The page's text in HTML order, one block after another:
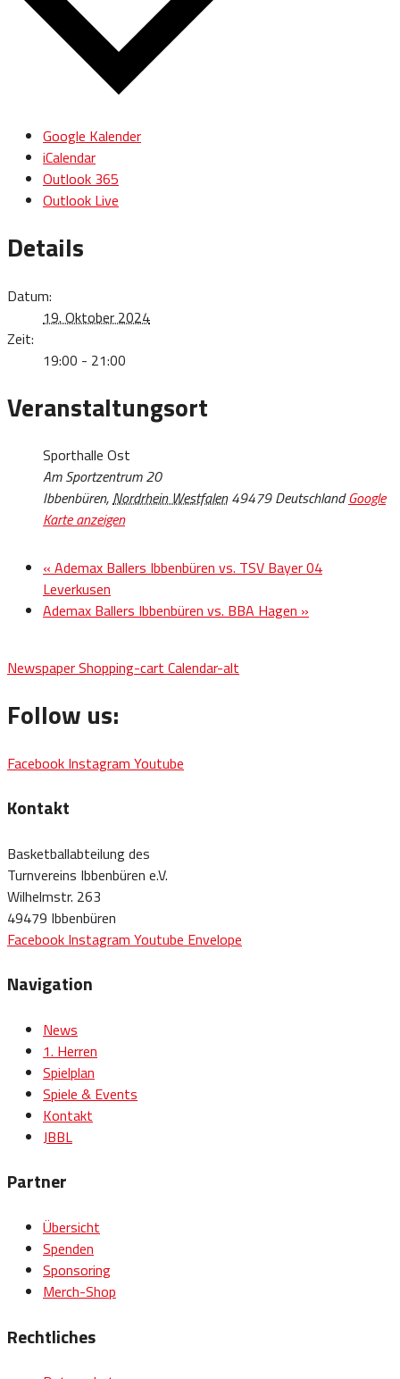
Google Kalender
iCalendar
Outlook 365
Outlook Live
Details
Datum:
19. Oktober 2024
Zeit:
19:00 - 21:00
Veranstaltungsort
Sporthalle Ost
Am Sportzentrum 20
Ibbenbüren,Nordrhein Westfalen 49479 Deutschland Google
Karte anzeigen
« Ademax Ballers Ibbenbüren vs. TSV Bayer 04
Leverkusen
Ademax Ballers Ibbenbüren vs. BBA Hagen »
NewspaperShopping-cart Calendar-alt
Follow us:
Facebook Instagram Youtube
Kontakt
Basketballabteilung des
Turnvereins Ibbenbüren e.V.
Wilhelmstr. 263
49479 Ibbenbüren
Facebook Instagram Youtube Envelope
Navigation
News
1. Herren
Spielplan
Spiele & Events
Kontakt
JBBL
Partner
Übersicht
Spenden
Sponsoring
Merch-Shop
Rechtliches